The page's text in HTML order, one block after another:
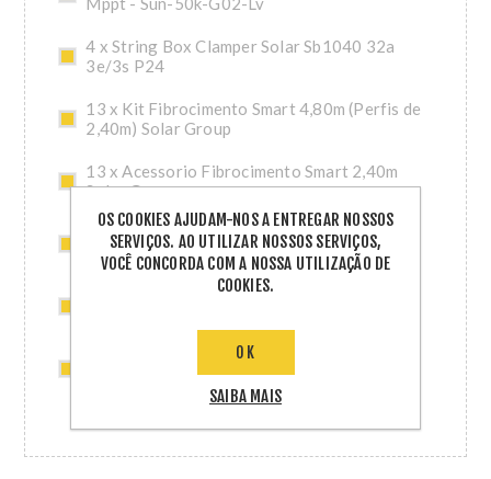
4 x String Box Clamper Solar Sb1040 32a
3e/3s P24
13 x Kit Fibrocimento Smart 4,80m (Perfis de
2,40m) Solar Group
13 x Acessorio Fibrocimento Smart 2,40m
Solar Group
2 x Cabo 1x6mm2 1.8kv Cc Nbr 16 Preto Pc
Bobina 100m
2 x Cabo 1x6mm2 1.8kv Cc Nbr 16 Vermelho
3 x 2 Pares de Conectores Mc4 ( 2 Machos e
OS COOKIES AJUDAM-NOS A ENTREGAR NOSSOS
SERVIÇOS. AO UTILIZAR NOSSOS SERVIÇOS,
VOCÊ CONCORDA COM A NOSSA UTILIZAÇÃO DE
COOKIES.
OK
SAIBA MAIS